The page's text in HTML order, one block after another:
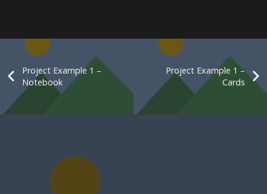
Project Example 1 –
Notebook
Project Example 1 –
Cards